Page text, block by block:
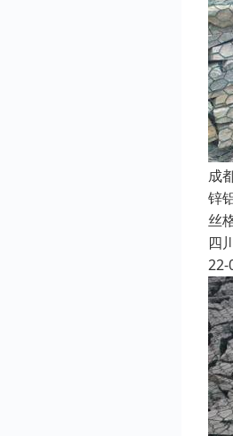
成
锌
丝
四
22-